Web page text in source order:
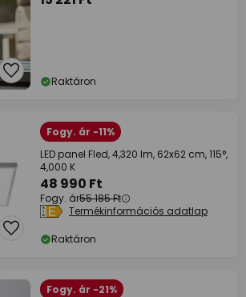
Raktáron
Fogy. ár -11%
LED panel Fled, 4,320 lm, 62x62 cm, 115°,
4,000 K
48 990 Ft
Fogy. ár55 185 Ft
Termékinformációs adatlap
Raktáron
Fogy. ár -21%